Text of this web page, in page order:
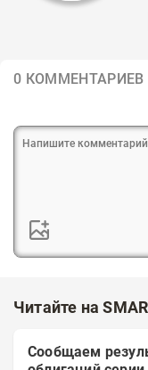
0 КОММЕНТАРИЕВ
Читайте на
Сообщаем